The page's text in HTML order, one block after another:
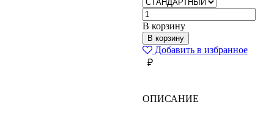
Количество
товара
ЖЕЛТАЯ
УТКА
В корзину
В корзину
Добавить в избранное
₽
ОПИСАНИЕ